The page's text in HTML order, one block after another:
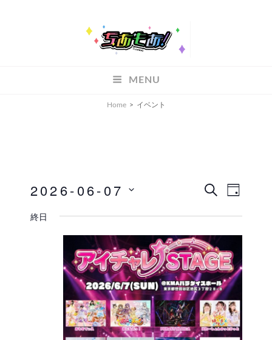
MENU
Home > イベント
イ
ベ
ン
ト
を
検
索
検
イ
ト
ビ
ュ
ー
ナ
D
Y
2026-06-07
終日